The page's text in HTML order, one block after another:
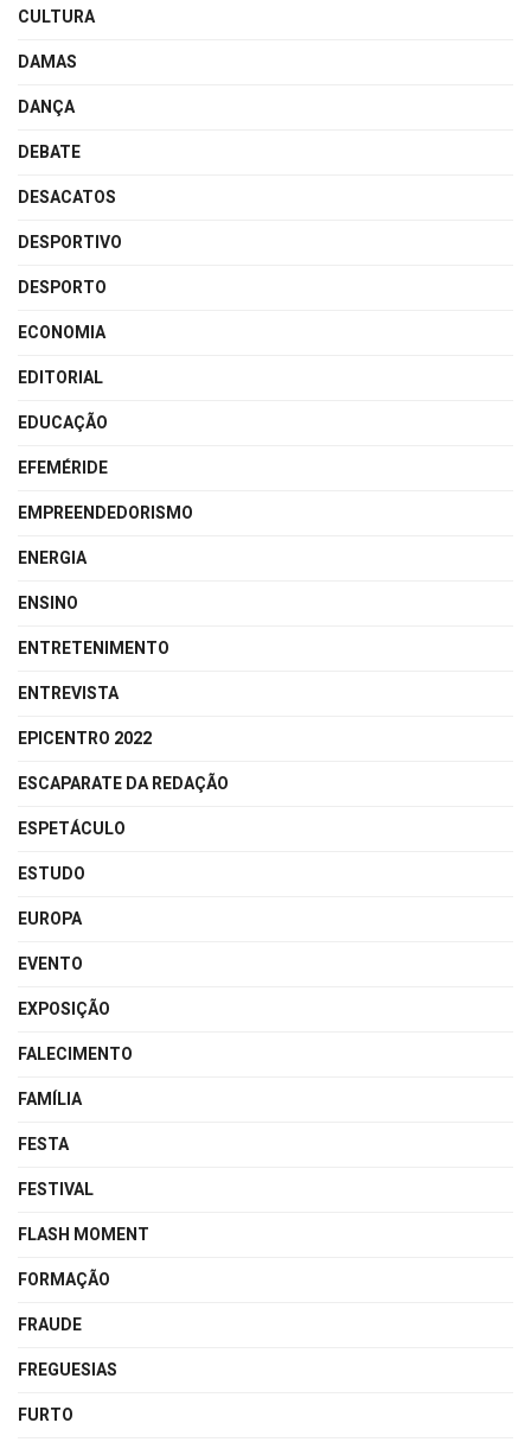
CULTURA
DAMAS
DANÇA
DEBATE
DESACATOS
DESPORTIVO
DESPORTO
ECONOMIA
EDITORIAL
EDUCAÇÃO
EFEMÉRIDE
EMPREENDEDORISMO
ENERGIA
ENSINO
ENTRETENIMENTO
ENTREVISTA
EPICENTRO 2022
ESCAPARATE DA REDAÇÃO
ESPETÁCULO
ESTUDO
EUROPA
EVENTO
EXPOSIÇÃO
FALECIMENTO
FAMÍLIA
FESTA
FESTIVAL
FLASH MOMENT
FORMAÇÃO
FRAUDE
FREGUESIAS
FURTO